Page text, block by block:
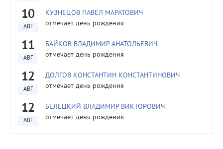
10
АВГ
КУЗНЕЦОВ ПАВЕЛ МАРАТОВИЧ
отмечает день рождения
11
АВГ
БАЙКОВ ВЛАДИМИР АНАТОЛЬЕВИЧ
отмечает день рождения
12
АВГ
ДОЛГОВ КОНСТАНТИН КОНСТАНТИНОВИЧ
отмечает день рождения
12
АВГ
БЕЛЕЦКИЙ ВЛАДИМИР ВИКТОРОВИЧ
отмечает день рождения